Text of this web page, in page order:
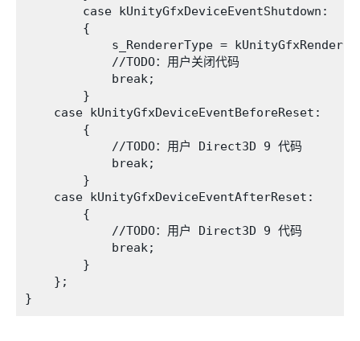
        case kUnityGfxDeviceEventShutdown:
        {
s_RendererType =
            //TODO：用户关闭代码
            break;
        }
    case kUnityGfxDeviceEventBeforeReset:
        {
            //TODO：用户 Direct3D 9 代码
            break;
        }
    case kUnityGfxDeviceEventAfterReset:
        {
            //TODO：用户 Direct3D 9 代码
            break;
        }
    };